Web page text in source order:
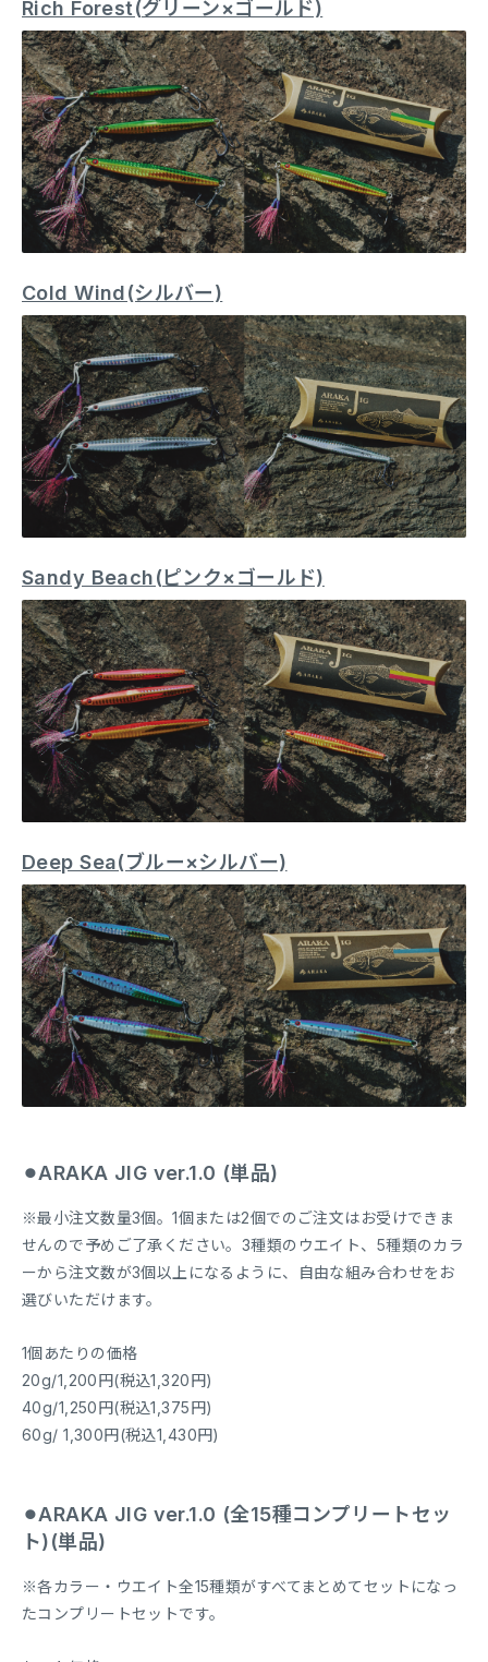
Rich Forest(グリーン×ゴールド)
Cold Wind(シルバー)
Sandy Beach(ピンク×ゴールド)
Deep Sea(ブルー×シルバー)
⚫︎ARAKA JIG ver.1.0 (単品)
※最小注文数量3個。1個または2個でのご注文はお受けできま
せんので予めご了承ください。3種類のウエイト、5種類のカラ
ーから注文数が3個以上になるように、自由な組み合わせをお
選びいただけます。
1個あたりの価格
20g/1,200円(税込1,320円)
40g/1,250円(税込1,375円)
60g/ 1,300円(税込1,430円)
⚫︎ARAKA JIG ver.1.0 (全15種コンプリートセッ
ト)(単品)
※各カラー・ウエイト全15種類がすべてまとめてセットになっ
たコンプリートセットです。